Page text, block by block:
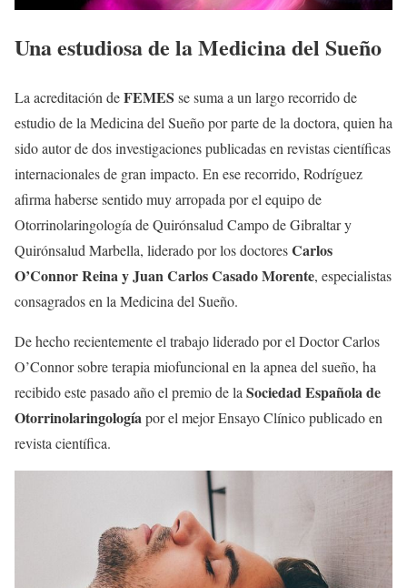
Una estudiosa de la Medicina del Sueño
La acreditación deFEMES se suma a un largo recorrido de
estudio de la Medicina del Sueño por parte de la doctora, quien ha
sido autor de dos investigaciones publicadas en revistas científicas
internacionales de gran impacto. En ese recorrido, Rodríguez
afirma haberse sentido muy arropada por el equipo de
Otorrinolaringología de Quirónsalud Campo de Gibraltar y
Quirónsalud Marbella, liderado por los doctoresCarlos
O’Connor Reina y Juan Carlos Casado Morente, especialistas
consagrados en la Medicina del Sueño.
De hecho recientemente el trabajo liderado por el Doctor Carlos
O’Connor sobre terapia miofuncional en la apnea del sueño, ha
recibido este pasado año el premio de laSociedad Española de
Otorrinolaringologíapor el mejor Ensayo Clínico publicado en
revista científica.